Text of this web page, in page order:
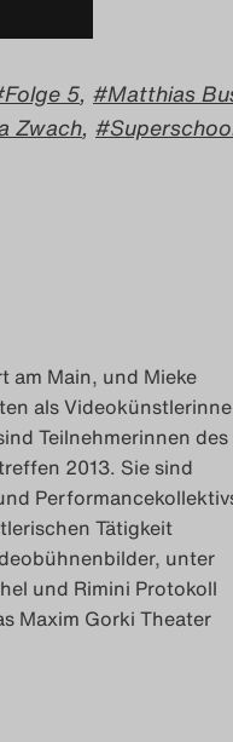
Folge 5,
Matthias
Zwach,
am Main, und Mieke
als
Teilnehmerinnen des
2013. Sie sind
Tätigkeit
unter
und Rimini Protokoll
Maxim Gorki Theater